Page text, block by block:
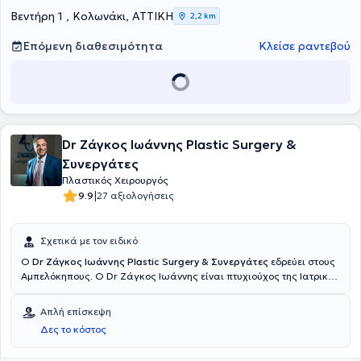
των πλαστικών χειρουργών του Christ Hospital of Cincinnati. Είναι
συνεργάτης και χειρουργεί στις ιδιωτικές κλινικές Metropolitan
General, Αττικόν Θεραπευτήριον και City Hospital Καλαμάτας.
Βεντήρη 1 , Κολωνάκι, ΑΤΤΙΚΗ 2,2 km
Επόμενη διαθεσιμότητα Κλείσε ραντεβού
Dr Ζάγκος Ιωάννης Plastic Surgery &
Συνεργάτες
Πλαστικός Χειρουργός
9.9|27 αξιολογήσεις
Σχετικά με τον ειδικό
Ο Dr Ζάγκος Ιωάννης Plastic Surgery & Συνεργάτες εδρεύει στους
Αμπελόκηπους. Ο Dr Ζάγκος Ιωάννης είναι πτυχιούχος της Ιατρικής
πρακτική του εκπαίδευση σε διάφορα νοσοκομεία της Ελλάδας,
όπως το Γενικό Νοσοκομείο Ιωαννίνων και το Γενικό Νοσοκομείο
Αθηνών "Γ. Γεννηματάς". Έχει παρακολουθήσει και συμμετάσχει με
εργασίες σε πλήθος συνεδρίων με θέματα πλαστικής,
Απλή επίσκεψη
Δες το κόστος